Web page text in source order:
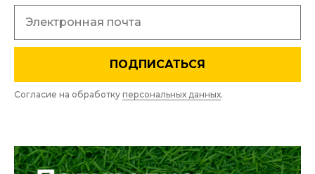
ПОДПИСАТЬСЯ
Согласие на обработку персональных данных.